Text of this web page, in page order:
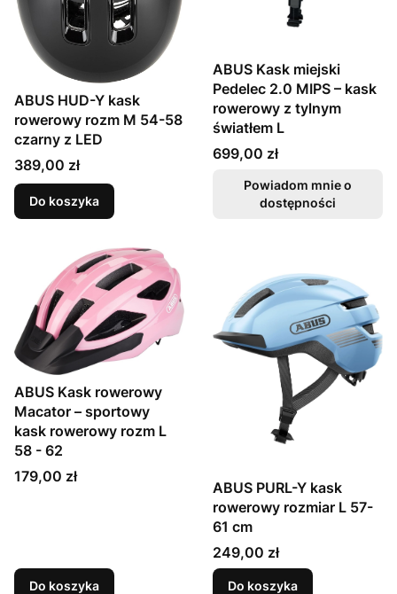
ABUS HUD-Y kask
rowerowy rozm M 54-58
czarny z LED
Cena
389,00 zł
Do koszyka
ABUS Kask miejski
Pedelec 2.0 MIPS – kask
rowerowy z tylnym
światłem L
Cena
699,00 zł
Powiadom mnie o
dostępności
ABUS Kask rowerowy
Macator – sportowy
kask rowerowy rozm L
58 - 62
Cena
179,00 zł
Do koszyka
ABUS PURL-Y kask
rowerowy rozmiar L 57-
61 cm
Cena
249,00 zł
Do koszyka